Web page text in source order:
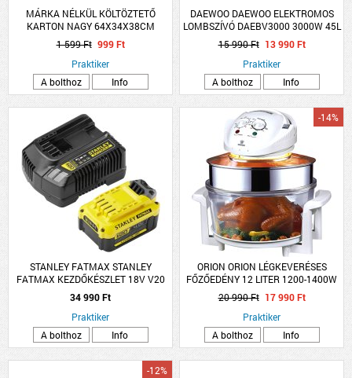
MÁRKA NÉLKÜL KÖLTÖZTETŐ
KARTON NAGY 64X34X38CM
TERHELHETŐSÉG MAXIMUM 20KG
1 599 Ft 999 Ft
Praktiker
A bolthoz
Info
DAEWOO DAEWOO ELEKTROMOS
LOMBSZÍVÓ DAEBV3000 3000W 45L
10:1 TÖMÖRÍTÉSI ARÁNY
15 990 Ft 13 990 Ft
Praktiker
A bolthoz
Info
STANLEY FATMAX STANLEY
FATMAX KEZDŐKÉSZLET 18V V20
AKKUMULÁTOR RENDSZERHEZ
34 990 Ft
Praktiker
A bolthoz
Info
ORION ORION LÉGKEVERÉSES
FŐZŐEDÉNY 12 LITER 1200-1400W
-14%
20 990 Ft 17 990 Ft
Praktiker
A bolthoz
Info
-12%